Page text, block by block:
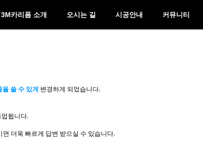
3M카리폼 소개 오시는 길 시공안내 커뮤니티
을 쓸 수 있게 변경하게 되었습니다.
됩니다.
더욱 빠르게 답변 받으실 수 있습니다.